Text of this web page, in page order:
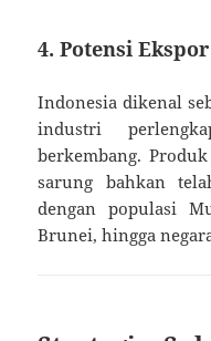
4. Potensi
Indonesia dikenal
industri
berkembang.
sarung bahkan
dengan populasi
Brunei, hingga